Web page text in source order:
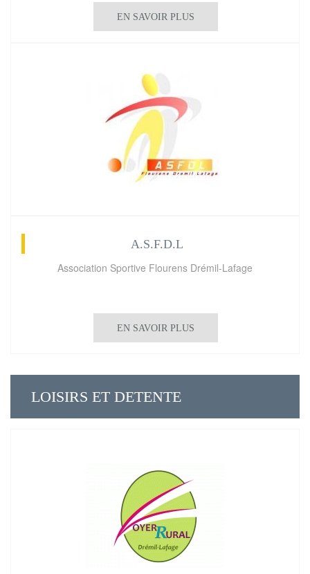
EN SAVOIR PLUS
A.S.F.D.L
Association Sportive Flourens Drémil-Lafage
EN SAVOIR PLUS
LOISIRS ET DETENTE